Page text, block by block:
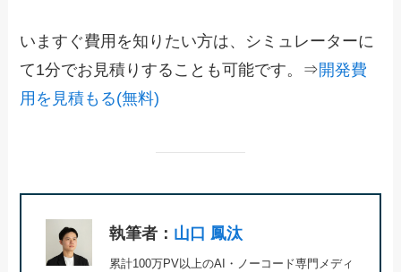
いますぐ費用を知りたい方は、シミュレーターに
て1分でお見積りすることも可能です。⇒開発費
用を見積もる(無料)
執筆者： 山口 鳳汰
累計100万PV以上のAI・ノーコード専門メディ